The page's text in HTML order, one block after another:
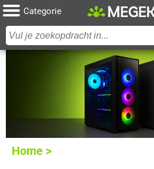
Categorie
Home >